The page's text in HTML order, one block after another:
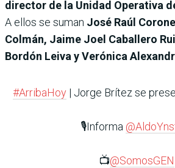
director de la Unidad Operativa
A ellos se suman José Raúl
Colmán, Jaime Joel Caballero
Bordón Leiva y Verónica
#ArribaHoy | Jorge Brítez se
🎙️Informa
📺@SomosGEN